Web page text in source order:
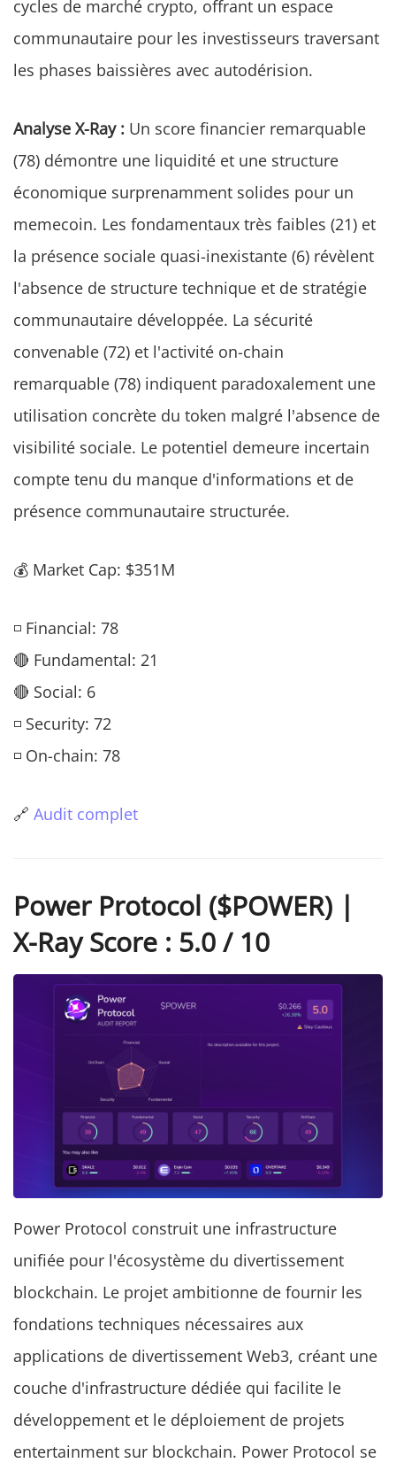
cycles de marché crypto, offrant un espace
communautaire pour les investisseurs traversant
les phases baissières avec autodérision.
Analyse X-Ray : Un score financier remarquable
(78) démontre une liquidité et une structure
économique surprenamment solides pour un
memecoin. Les fondamentaux très faibles (21) et
la présence sociale quasi-inexistante (6) révèlent
l'absence de structure technique et de stratégie
communautaire développée. La sécurité
convenable (72) et l'activité on-chain
remarquable (78) indiquent paradoxalement une
utilisation concrète du token malgré l'absence de
visibilité sociale. Le potentiel demeure incertain
compte tenu du manque d'informations et de
présence communautaire structurée.
💰 Market Cap: $351M
◽ Financial: 78
🔴 Fundamental: 21
🔴 Social: 6
◽ Security: 72
◽ On-chain: 78
🔗 Audit complet
Power Protocol ($POWER) |
X-Ray Score : 5.0 / 10
Power Protocol construit une infrastructure
unifiée pour l'écosystème du divertissement
blockchain. Le projet ambitionne de fournir les
fondations techniques nécessaires aux
applications de divertissement Web3, créant une
couche d'infrastructure dédiée qui facilite le
développement et le déploiement de projets
entertainment sur blockchain. Power Protocol se